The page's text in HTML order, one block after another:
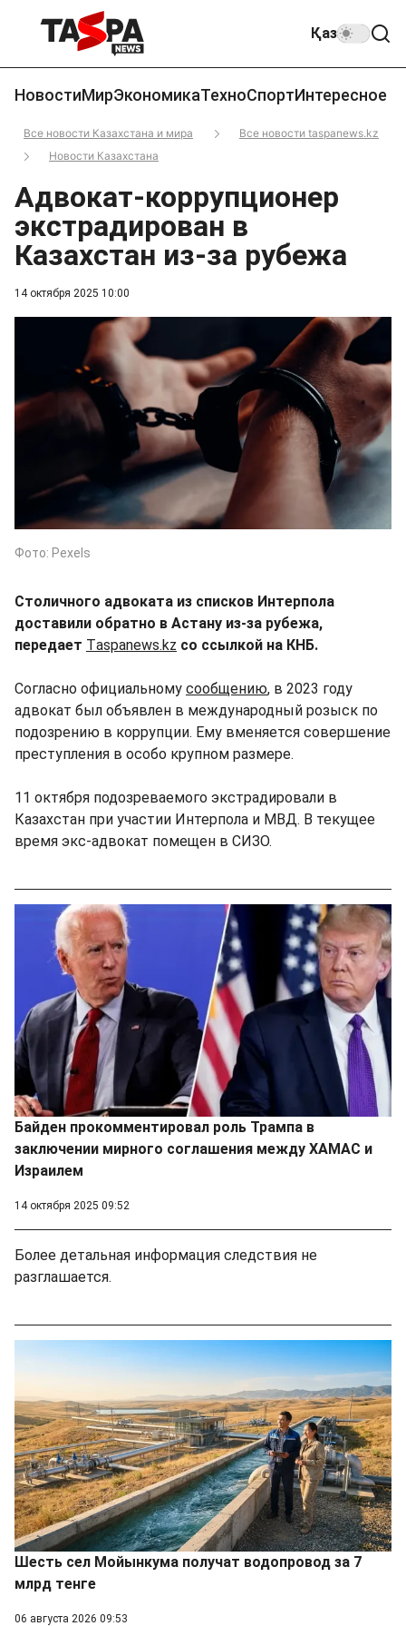
Қаз
НовостиМирЭкономикаТехноСпортИнтересное
Все новости Казахстана и мира
Все новости taspanews.kz
Новости Казахстана
14 октября 2025 10:00
Адвокат-коррупционер
экстрадирован в
Казахстан из-за рубежа
Фото: Pexels
Столичного адвоката из списков Интерпола
доставили обратно в Астану из-за рубежа,
передает Тaspanews.kz со ссылкой на КНБ.
Согласно официальному сообщению, в 2023 году
адвокат был объявлен в международный розыск по
подозрению в коррупции. Ему вменяется совершение
преступления в особо крупном размере.
11 октября подозреваемого экстрадировали в
Казахстан при участии Интерпола и МВД. В текущее
время экс-адвокат помещен в СИЗО.
Байден прокомментировал роль Трампа в
заключении мирного соглашения между ХАМАС и
Израилем
14 октября 2025 09:52
Более детальная информация следствия не
разглашается.
Шесть сел Мойынкума получат водопровод за 7
млрд тенге
06 августа 2026 09:53